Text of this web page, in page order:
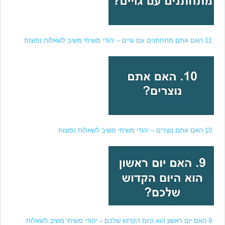
11 האם אתם מתחתנים עם גויים – יהודי משיחי משיב לשאלות נפוצות
10 האם אתם נוצרים – יהודי משיחי משיב לשאלות נפוצות
9 האם יום ראשון הוא היום הקדוש שלכם – יהודי משיחי משיב לשאלות